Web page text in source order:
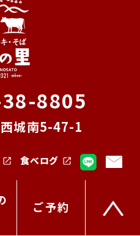
8805
城南5-47-1
食べログ
ご予約